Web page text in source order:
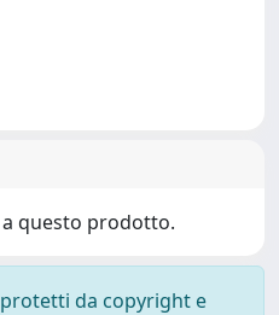
questo prodotto.
da copyright e